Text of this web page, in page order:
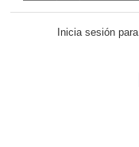
Inicia sesión